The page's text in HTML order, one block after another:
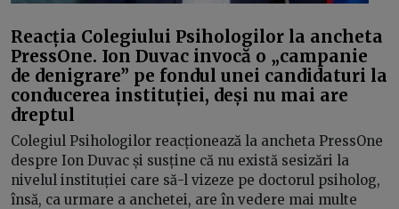
Reacția Colegiului Psihologilor la ancheta
PressOne. Ion Duvac invocă o „campanie
de denigrare” pe fondul unei candidaturi la
conducerea instituției, deși nu mai are
dreptul
Colegiul Psihologilor reacționează la ancheta PressOne
despre Ion Duvac și susține că nu există sesizări la
nivelul instituției care să-l vizeze pe doctorul psiholog,
însă, ca urmare a anchetei, are în vedere mai multe